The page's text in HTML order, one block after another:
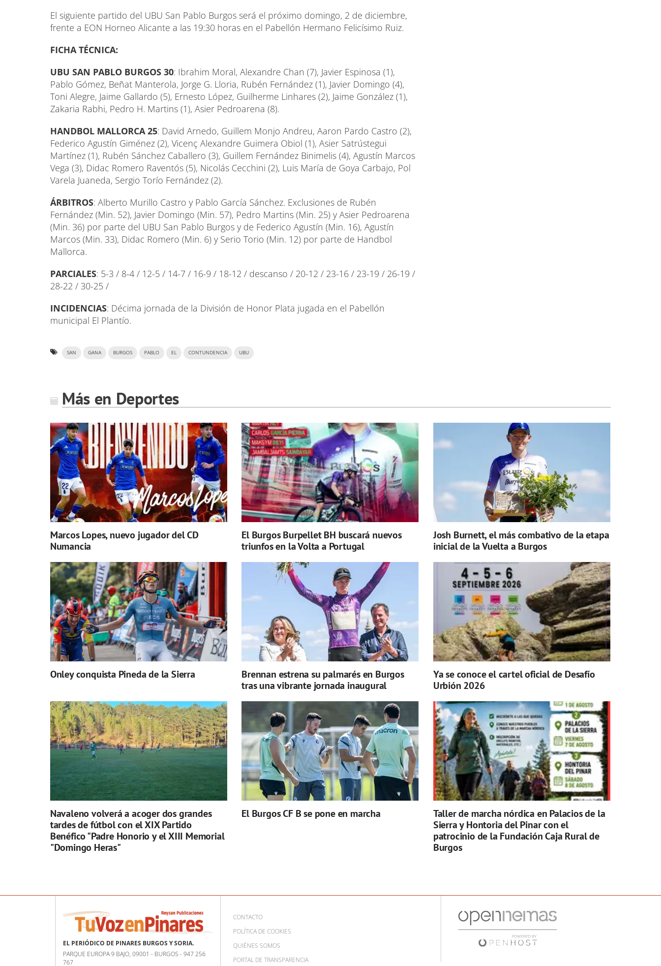
El siguiente partido del UBU San Pablo Burgos será el próximo domingo, 2 de diciembre,
frente a EON Horneo Alicante a las 19:30 horas en el Pabellón Hermano Felicísimo Ruiz.
FICHA TÉCNICA:
UBU SAN PABLO BURGOS 30: Ibrahim Moral, Alexandre Chan (7), Javier Espinosa (1),
Pablo Gómez, Beñat Manterola, Jorge G. Lloria, Rubén Fernández (1), Javier Domingo (4),
Toni Alegre, Jaime Gallardo (5), Ernesto López, Guilherme Linhares (2), Jaime González (1),
Zakaria Rabhi, Pedro H. Martins (1), Asier Pedroarena (8).
HANDBOL MALLORCA 25: David Arnedo, Guillem Monjo Andreu, Aaron Pardo Castro (2),
Federico Agustín Giménez (2), Vicenç Alexandre Guimera Obiol (1), Asier Satrústegui
Martínez (1), Rubén Sánchez Caballero (3), Guillem Fernández Binimelis (4), Agustín Marcos
Vega (3), Didac Romero Raventós (5), Nicolás Cecchini (2), Luis María de Goya Carbajo, Pol
Varela Juaneda, Sergio Torío Fernández (2).
ÁRBITROS: Alberto Murillo Castro y Pablo García Sánchez. Exclusiones de Rubén
Fernández (Min. 52), Javier Domingo (Min. 57), Pedro Martins (Min. 25) y Asier Pedroarena
(Min. 36) por parte del UBU San Pablo Burgos y de Federico Agustín (Min. 16), Agustín
Marcos (Min. 33), Didac Romero (Min. 6) y Serio Torio (Min. 12) por parte de Handbol
Mallorca.
PARCIALES: 5-3 / 8-4 / 12-5 / 14-7 / 16-9 / 18-12 / descanso / 20-12 / 23-16 / 23-19 / 26-19 /
28-22 / 30-25 /
INCIDENCIAS: Décima jornada de la División de Honor Plata jugada en el Pabellón
municipal El Plantío.
SAN GANA BURGOS PABLO EL CONTUNDENCIA UBU
Más en Deportes
Marcos Lopes, nuevo jugador del CD
Numancia
El Burgos Burpellet BH buscará nuevos
triunfos en la Volta a Portugal
Josh Burnett, el más combativo de la etapa
inicial de la Vuelta a Burgos
Onley conquista Pineda de la Sierra
Brennan estrena su palmarés en Burgos
tras una vibrante jornada inaugural
Ya se conoce el cartel oficial de Desafío
Urbión 2026
Navaleno volverá a acoger dos grandes
tardes de fútbol con el XIX Partido
Benéfico "Padre Honorio y el XIII Memorial
"Domingo Heras"
El Burgos CF B se pone en marcha
Taller de marcha nórdica en Palacios de la
Sierra y Hontoria del Pinar con el
patrocinio de la Fundación Caja Rural de
Burgos
EL PERIÓDICO DE PINARES BURGOS Y SORIA.
PARQUE EUROPA 9 BAJO, 09001 - BURGOS - 947 256
767
CONTACTO
POLÍTICA DE COOKIES
QUIÉNES SOMOS
PORTAL DE TRANSPARENCIA